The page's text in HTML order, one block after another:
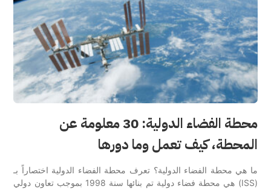
محطة الفضاء الدولية: 30 معلومة عن
المحطة، كيف تعمل وما دورها
ما هي محطة الفضاء الدولية؟ تعرف محطة الفضاء الدولية اختصاراً بـ
(ISS) هي محطة فضاء دولية تم بنائها سنة 1998 بموجب تعاون دولي